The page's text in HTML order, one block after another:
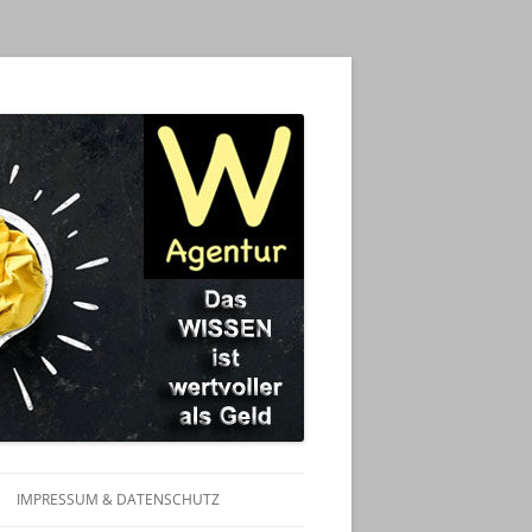
IMPRESSUM & DATENSCHUTZ